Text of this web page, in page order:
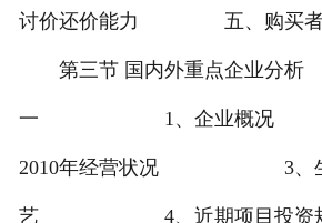
讨价还价能力 五、购买者
第三节 国内外重点企业
一 1、企业概况
2010年经营状况 3、生产
艺 4、近期项目投